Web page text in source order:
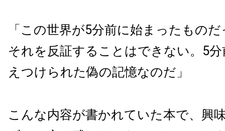
「この世界が5分前に始まったもの
それを反証することはできない。 5分
えつけられた偽の記憶なのだ」
こんな内容が書かれていた本で、興